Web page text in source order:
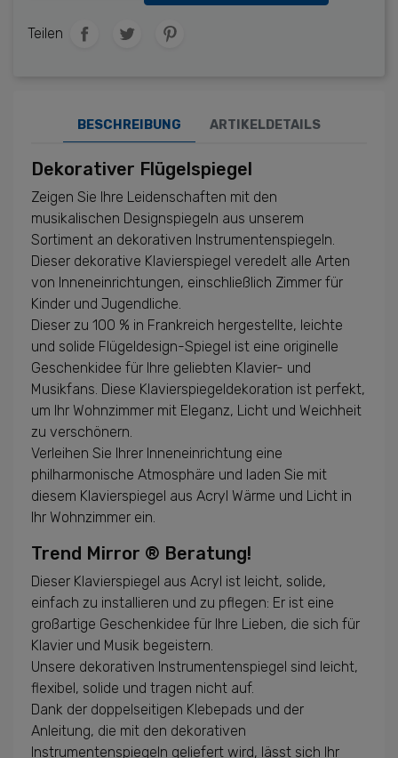
Teilen
BESCHREIBUNG ARTIKELDETAILS
Dekorativer Flügelspiegel
Zeigen Sie Ihre Leidenschaften mit den
musikalischen Designspiegeln aus unserem
Sortiment an dekorativen Instrumentenspiegeln.
Dieser dekorative Klavierspiegel veredelt alle Arten
von Inneneinrichtungen, einschließlich Zimmer für
Kinder und Jugendliche.
Dieser zu 100 % in Frankreich hergestellte, leichte
und solide Flügeldesign-Spiegel ist eine originelle
Geschenkidee für Ihre geliebten Klavier- und
Musikfans. Diese Klavierspiegeldekoration ist perfekt,
um Ihr Wohnzimmer mit Eleganz, Licht und Weichheit
zu verschönern.
Verleihen Sie Ihrer Inneneinrichtung eine
philharmonische Atmosphäre und laden Sie mit
diesem Klavierspiegel aus Acryl Wärme und Licht in
Ihr Wohnzimmer ein.
Trend Mirror ® Beratung!
Dieser Klavierspiegel aus Acryl ist leicht, solide,
einfach zu installieren und zu pflegen: Er ist eine
großartige Geschenkidee für Ihre Lieben, die sich für
Klavier und Musik begeistern.
Unsere dekorativen Instrumentenspiegel sind leicht,
flexibel, solide und tragen nicht auf.
Dank der doppelseitigen Klebepads und der
Anleitung, die mit den dekorativen
Instrumentenspiegeln geliefert wird, lässt sich Ihr